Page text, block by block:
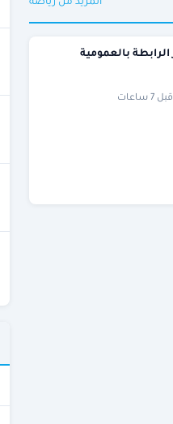
الأندية تحاصر الرابطة بالعمومية
قبل 7 ساعات